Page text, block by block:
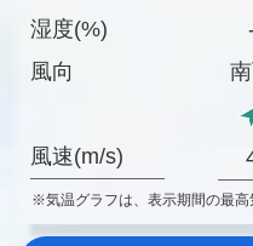
湿度(%)
風向
風速(m/s)
※気温グラフは、表示期間の最高